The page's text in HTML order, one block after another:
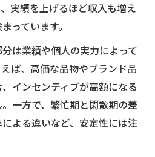
実績を上げるほど収入も増え
っています。
は業績や個人の実力によって
ば、高価な品物やブランド品
インセンティブが高額になる
一方で、繁忙期と閑散期の差
よる違いなど、安定性には注